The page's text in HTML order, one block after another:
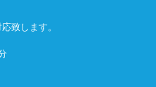
致します。